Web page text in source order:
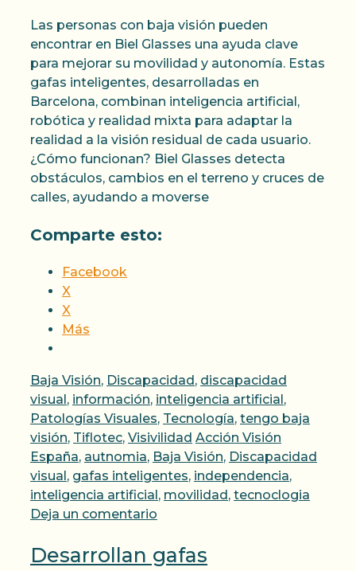
Las personas con baja visión pueden
encontrar en Biel Glasses una ayuda clave
para mejorar su movilidad y autonomía. Estas
gafas inteligentes, desarrolladas en
Barcelona, combinan inteligencia artificial,
robótica y realidad mixta para adaptar la
realidad a la visión residual de cada usuario.
¿Cómo funcionan? Biel Glasses detecta
obstáculos, cambios en el terreno y cruces de
calles, ayudando a moverse
Comparte esto:
Facebook
X
X
Más
Categorías
Baja Visión, Discapacidad, discapacidad
visual, información, inteligencia artificial,
Patologías Visuales, Tecnología, tengo baja
visión, Tiflotec, Visivilidad Etiquetas
Acción Visión
España, autnomia, Baja Visión, Discapacidad
visual, gafas inteligentes, independencia,
inteligencia artificial, movilidad, tecnoclogia
Deja un comentario
Desarrollan gafas